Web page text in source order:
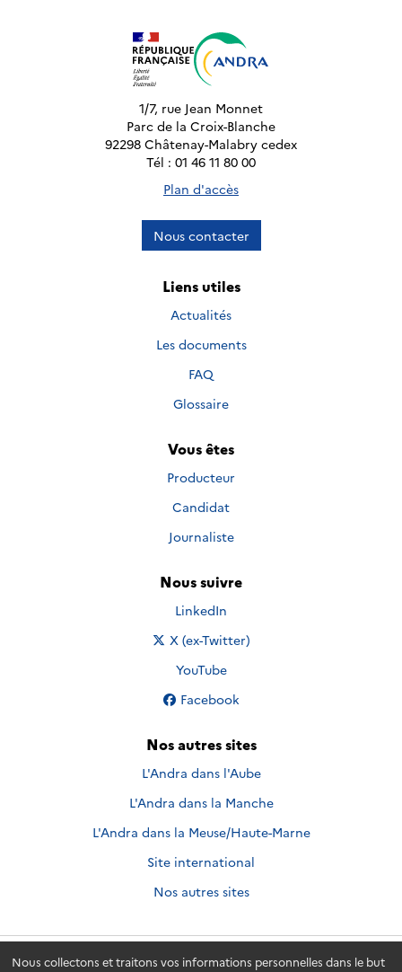
Nous collectons et traitons vos informations personnelles dans le but
1/7, rue Jean Monnet
Parc de la Croix-Blanche
92298 Châtenay-Malabry cedex
Tél : 01 46 11 80 00
Plan d'accès
Nous contacter
Liens utiles
Actualités
Les documents
FAQ
Glossaire
Vous êtes
Producteur
Candidat
Journaliste
Nous suivre
Nous suivre sur
LinkedIn
Nous suivre sur
X (ex-Twitter)
Nous suivre sur
YouTube
Nous suivre sur
Facebook
Nos autres sites
L'Andra dans l'Aube
L'Andra dans la Manche
L'Andra dans la Meuse/Haute-Marne
Site international
Nos autres sites
Andra.fr © 2026 - Andra. Tous droits réservés.